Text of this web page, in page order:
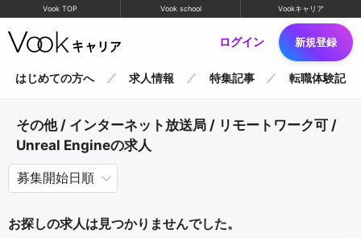
Vook TOP Vook school Vookキャリア
ログイン 新規登録
はじめての方へ 求人情報 特集記事 転職体験記
その他 / インターネット放送局 / リモートワーク可 /
Unreal Engineの求人
お探しの求人は見つかりませんでした。